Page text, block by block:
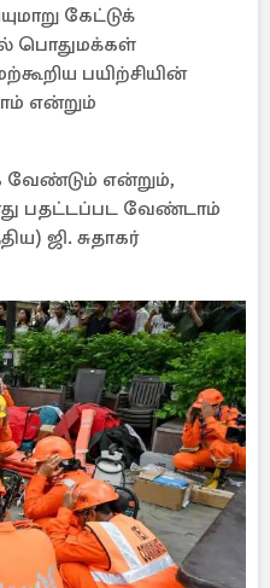
கேட்டுக்
பொதுமக்கள்
பயிற்சியின்
என்றும்
வேண்டும் என்றும்,
பதட்டப்பட வேண்டாம்
ஜி. சுதாகர்